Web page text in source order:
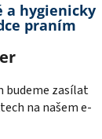
a hygienicky
praním
budeme zasílat
na našem e-